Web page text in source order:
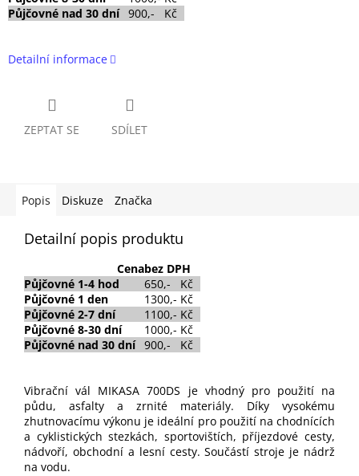
Půjčovné nad 30 dní 900,- Kč
Detailní informace
ZEPTAT SE SDÍLET
Popis Diskuze Značka
Detailní popis produktu
Cenabez DPH
Půjčovné 1-4 hod
650,- Kč
Půjčovné 1 den
1300,- Kč
Půjčovné 2-7 dní
1100,- Kč
Půjčovné 8-30 dní
1000,- Kč
Půjčovné nad 30 dní 900,- Kč
Vibrační vál MIKASA 700DS je vhodný pro použití na
půdu, asfalty a zrnité materiály. Díky vysokému
zhutnovacímu výkonu je ideální pro použití na chodnících
a cyklistických stezkách, sportovištích, příjezdové cesty,
nádvoří, obchodní a lesní cesty. Součástí stroje je nádrž
na vodu.